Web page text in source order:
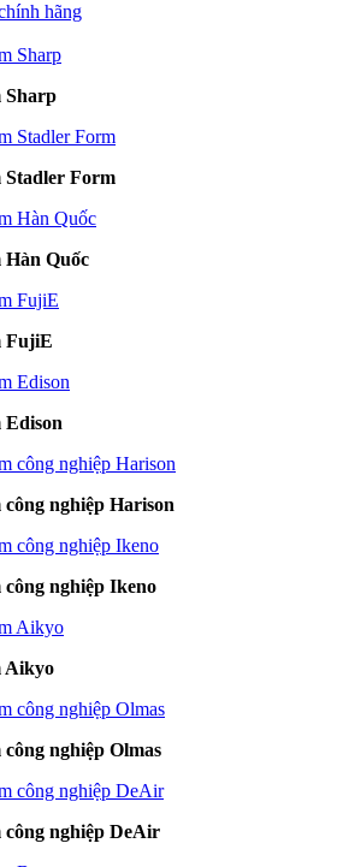
hãng
Sharp
Stadler Form
Quốc
FujiE
nghiệp Harison
nghiệp Ikeno
Aikyo
nghiệp Olmas
nghiệp DeAir